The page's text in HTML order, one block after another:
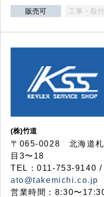
販売可 工事・取
(株)竹道
〒065-0028 北海道札
目3〜18
TEL：011-753-9140
ato@takemichi.co.jp
営業時間：8:30〜